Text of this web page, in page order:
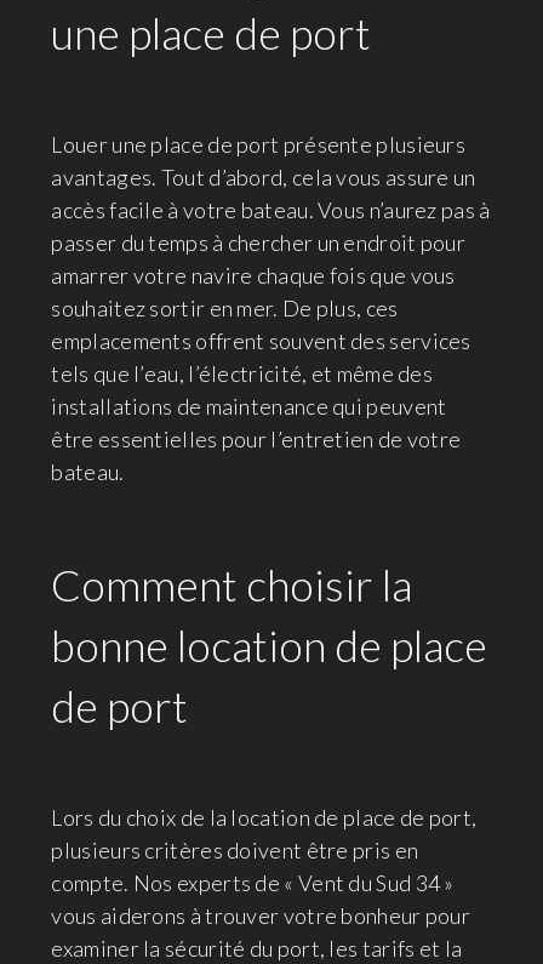
une place de port
Louer une place de port présente plusieurs
avantages. Tout d’abord, cela vous assure un
accès facile à votre bateau. Vous n’aurez pas à
passer du temps à chercher un endroit pour
amarrer votre navire chaque fois que vous
souhaitez sortir en mer. De plus, ces
emplacements offrent souvent des services
tels que l’eau, l’électricité, et même des
installations de maintenance qui peuvent
être essentielles pour l’entretien de votre
bateau.
Comment choisir la
bonne location de place
de port
Lors du choix de la location de place de port,
plusieurs critères doivent être pris en
compte. Nos experts de « Vent du Sud 34 »
vous aiderons à trouver votre bonheur pour
examiner la sécurité du port, les tarifs et la